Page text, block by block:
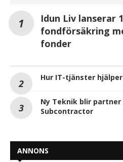
Idun Liv lanserar
fondförsäkring
fonder
Hur IT-tjänster
Ny Teknik blir partner
Subcontractor
ANNONS